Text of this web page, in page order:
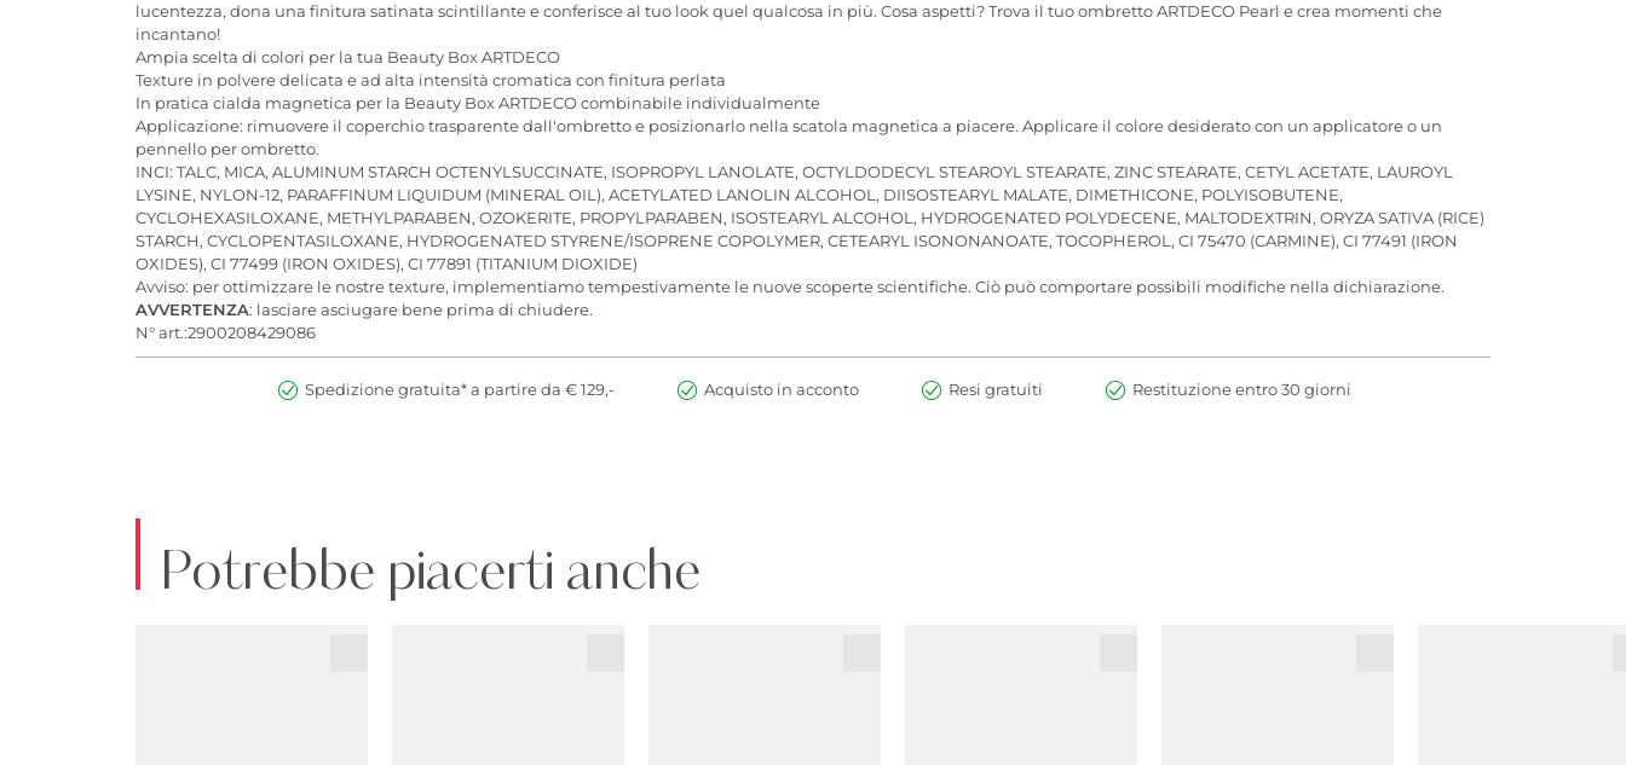
lucentezza, dona una finitura satinata scintillante e conferisce al tuo look quel qualcosa in più. Cosa aspetti? Trova il tuo ombretto ARTDECO Pearl e crea momenti che
incantano!
Ampia scelta di colori per la tua Beauty Box ARTDECO
Texture in polvere delicata e ad alta intensità cromatica con finitura perlata
In pratica cialda magnetica per la Beauty Box ARTDECO combinabile individualmente
Applicazione: rimuovere il coperchio trasparente dall'ombretto e posizionarlo nella scatola magnetica a piacere. Applicare il colore desiderato con un applicatore o un
pennello per ombretto.
INCI: TALC, MICA, ALUMINUM STARCH OCTENYLSUCCINATE, ISOPROPYL LANOLATE, OCTYLDODECYL STEAROYL STEARATE, ZINC STEARATE, CETYL ACETATE, LAUROYL
LYSINE, NYLON-12, PARAFFINUM LIQUIDUM (MINERAL OIL), ACETYLATED LANOLIN ALCOHOL, DIISOSTEARYL MALATE, DIMETHICONE, POLYISOBUTENE,
CYCLOHEXASILOXANE, METHYLPARABEN, OZOKERITE, PROPYLPARABEN, ISOSTEARYL ALCOHOL, HYDROGENATED POLYDECENE, MALTODEXTRIN, ORYZA SATIVA (RICE)
STARCH, CYCLOPENTASILOXANE, HYDROGENATED STYRENE/ISOPRENE COPOLYMER, CETEARYL ISONONANOATE, TOCOPHEROL, CI 75470 (CARMINE), CI 77491 (IRON
OXIDES), CI 77499 (IRON OXIDES), CI 77891 (TITANIUM DIOXIDE)
Avviso: per ottimizzare le nostre texture, implementiamo tempestivamente le nuove scoperte scientifiche. Ciò può comportare possibili modifiche nella dichiarazione.
AVVERTENZA: lasciare asciugare bene prima di chiudere.
N° art.:2900208429086
Spedizione gratuita* a partire da € 129,- Acquisto in acconto Resi gratuiti Restituzione entro 30 giorni
Potrebbe piacerti anche